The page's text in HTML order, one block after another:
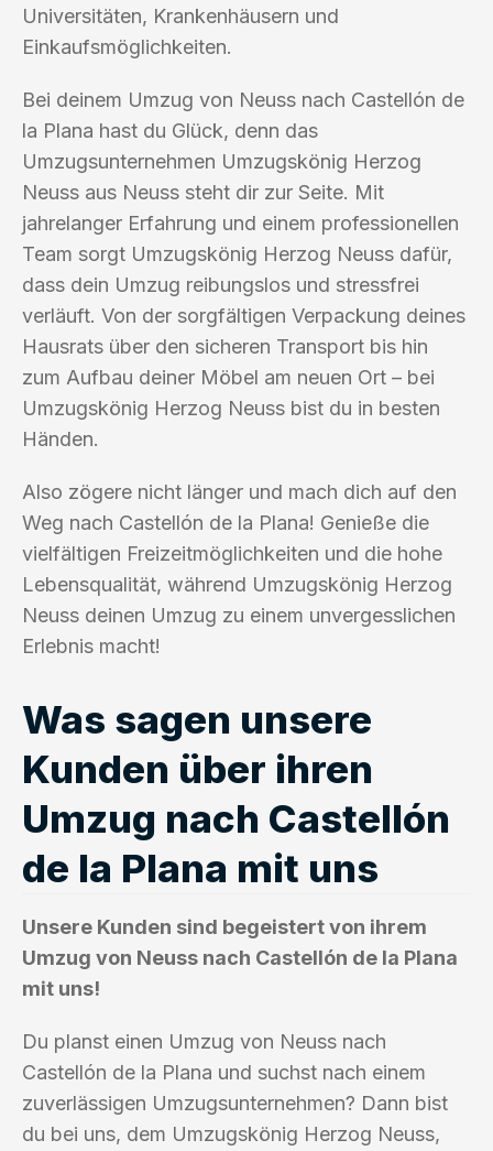
Universitäten, Krankenhäusern und
Einkaufsmöglichkeiten.
Bei deinem Umzug von Neuss nach Castellón de
la Plana hast du Glück, denn das
Umzugsunternehmen Umzugskönig Herzog
Neuss aus Neuss steht dir zur Seite. Mit
jahrelanger Erfahrung und einem professionellen
Team sorgt Umzugskönig Herzog Neuss dafür,
dass dein Umzug reibungslos und stressfrei
verläuft. Von der sorgfältigen Verpackung deines
Hausrats über den sicheren Transport bis hin
zum Aufbau deiner Möbel am neuen Ort – bei
Umzugskönig Herzog Neuss bist du in besten
Händen.
Also zögere nicht länger und mach dich auf den
Weg nach Castellón de la Plana! Genieße die
vielfältigen Freizeitmöglichkeiten und die hohe
Lebensqualität, während Umzugskönig Herzog
Neuss deinen Umzug zu einem unvergesslichen
Erlebnis macht!
Was sagen unsere
Kunden über ihren
Umzug nach Castellón
de la Plana mit uns
Unsere Kunden sind begeistert von ihrem
Umzug von Neuss nach Castellón de la Plana
mit uns!
Du planst einen Umzug von Neuss nach
Castellón de la Plana und suchst nach einem
zuverlässigen Umzugsunternehmen? Dann bist
du bei uns, dem Umzugskönig Herzog Neuss,